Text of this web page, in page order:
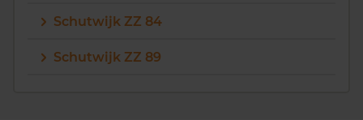
Schutwijk ZZ 84
Schutwijk ZZ 89